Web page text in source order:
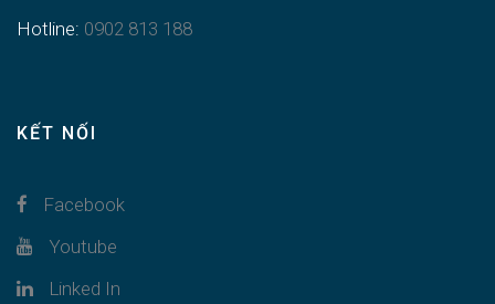
Hotline: 0902 813 188
KẾT NỐI
Facebook
Youtube
Linked In